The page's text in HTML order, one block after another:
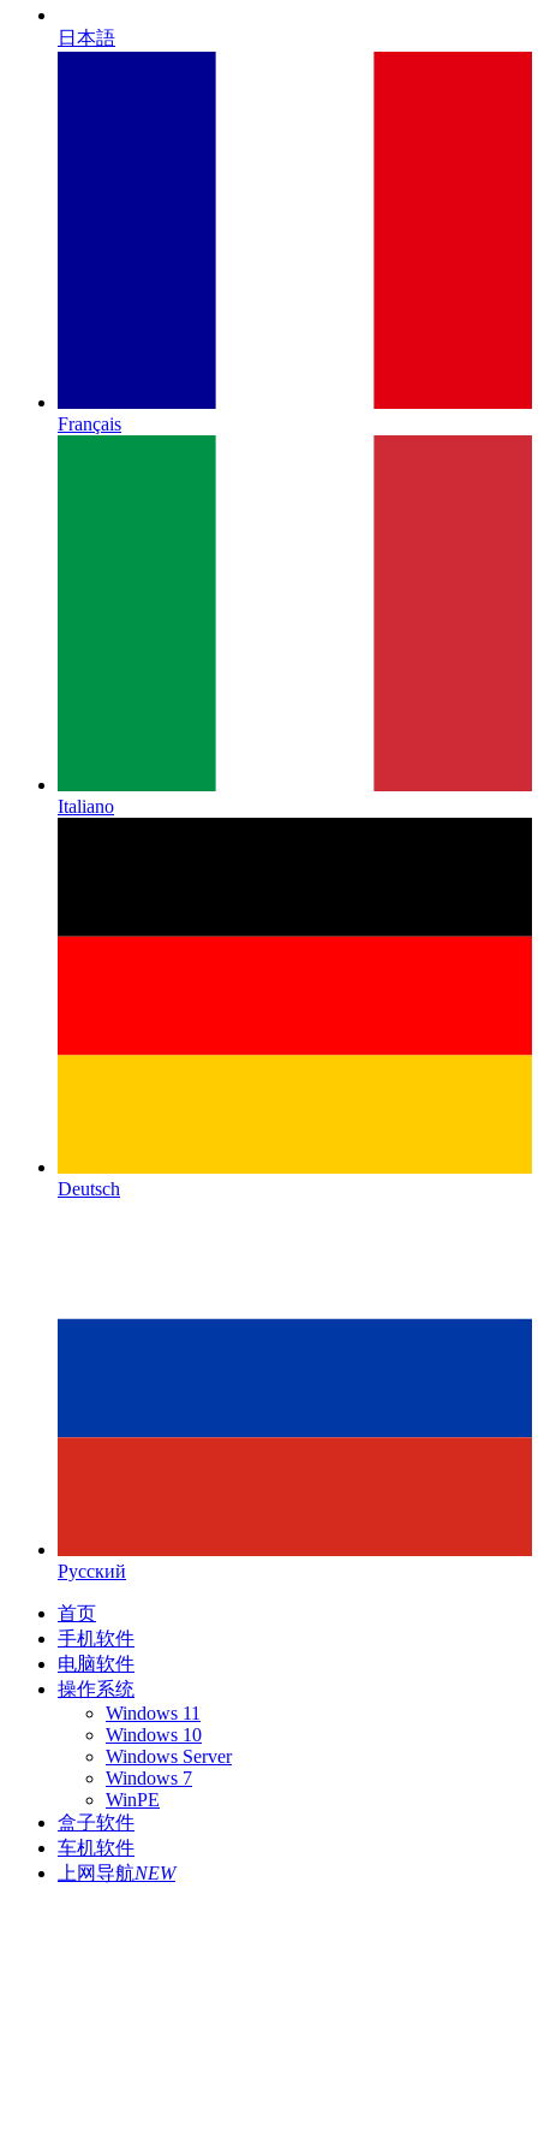
日本語
Français
Italiano
Deutsch
Русский
首页
手机软件
电脑软件
操作系统
Windows 11
Windows 10
Windows Server
Windows 7
WinPE
盒子软件
车机软件
上网导航NEW